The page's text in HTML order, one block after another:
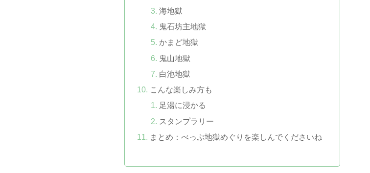
海地獄
鬼石坊主地獄
かまど地獄
鬼山地獄
白池地獄
こんな楽しみ方も
足湯に浸かる
スタンプラリー
まとめ：べっぷ地獄めぐりを楽しんでくださいね